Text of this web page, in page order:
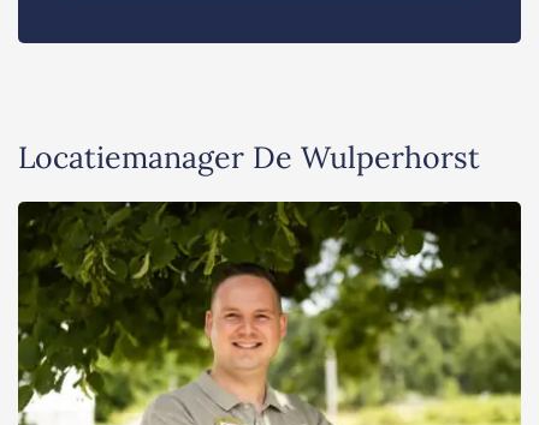
Locatiemanager De Wulperhorst